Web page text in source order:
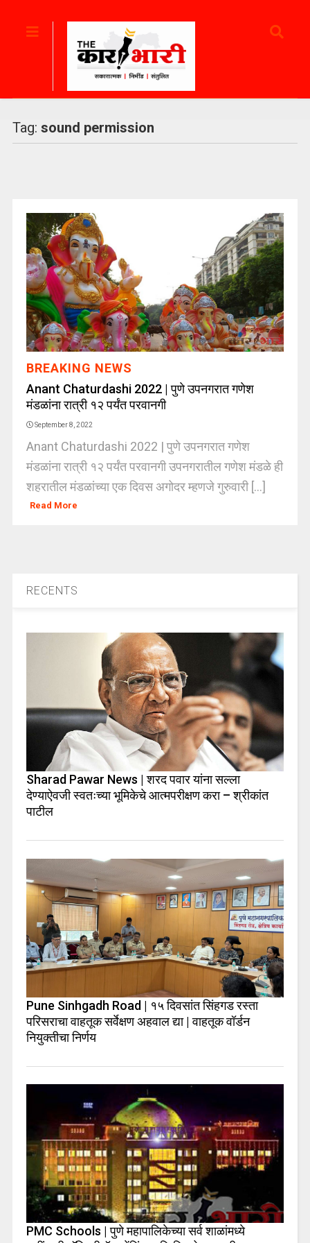
Tag: sound permission
BREAKING NEWS
Anant Chaturdashi 2022 | पुणे उपनगरात गणेश
मंडळांना रात्री १२ पर्यंत परवानगी
September 8, 2022
Anant Chaturdashi 2022 | पुणे उपनगरात गणेश
मंडळांना रात्री १२ पर्यंत परवानगी उपनगरातील गणेश मंडळे ही
शहरातील मंडळांच्या एक दिवस अगोदर म्हणजे गुरुवारी [...]
Read More
RECENTS
Sharad Pawar News | शरद पवार यांना सल्ला
देण्याऐवजी स्वतःच्या भूमिकेचे आत्मपरीक्षण करा – श्रीकांत
पाटील
Pune Sinhgadh Road | १५ दिवसांत सिंहगड रस्ता
परिसराचा वाहतूक सर्वेक्षण अहवाल द्या | वाहतूक वॉर्डन
नियुक्तीचा निर्णय
PMC Schools | पुणे महापालिकेच्या सर्व शाळांमध्ये